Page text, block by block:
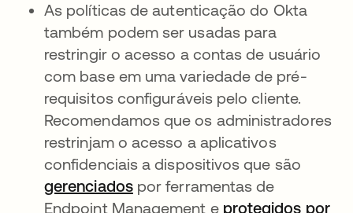
As políticas de autenticação do Okta
também podem ser usadas para
restringir o acesso a contas de usuário
com base em uma variedade de pré-
requisitos configuráveis pelo cliente.
Recomendamos que os administradores
restrinjam o acesso a aplicativos
confidenciais a dispositivos que são
gerenciadospor ferramentas de
Endpoint Management e protegidos por